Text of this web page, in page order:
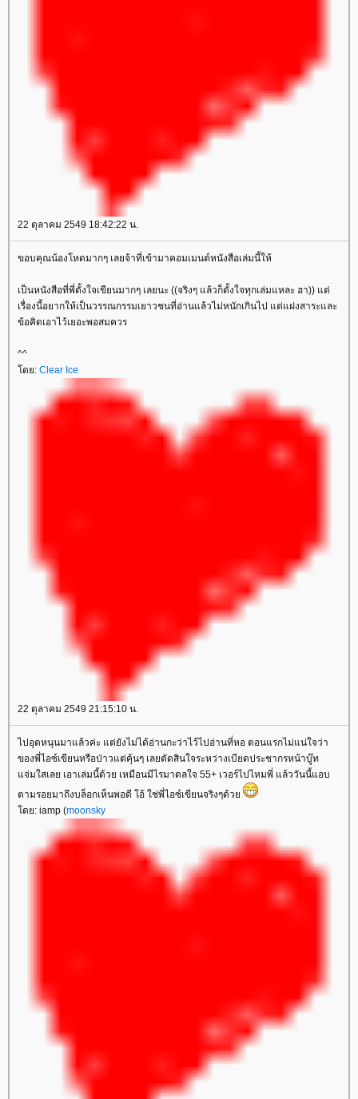
22 ตุลาคม 2549 18:42:22 น.
ขอบคุณน้องโหดมากๆ เลยจ้าที่เข้ามาคอมเมนต์หนังสือเล่มนี้ให้
เป็นหนังสือที่พี่ตั้งใจเขียนมากๆ เลยนะ ((จริงๆ แล้วก็ตั้งใจทุกเล่มแหละ ฮา)) แต่
เรื่องนี้อยากให้เป็นวรรณกรรมเยาวชนที่อ่านแล้วไม่หนักเกินไป แต่แฝงสาระและ
ข้อคิดเอาไว้เยอะพอสมควร
^^
ดย: Clear Ice
22 ตุลาคม 2549 21:15:10 น.
ไปอุดหนุนมาแล้วค่ะ แต่ยังไม่ได้อ่านกะว่าไว้ไปอ่านที่หอ ตอนแรกไม่แน่ใจว่า
ของพี่ไอซ์เขียนหรือป่าวแต่คุ้นๆ เลยตัดสินใจระหว่างเบียดประชากรหน้าบู๊ท
จ่มใสเลย เอาเล่มนี้ด้วย เหมือนมีไรมาดลใจ 55+ เวอร์ไปไหมพี่ แล้ววันนี้แอบ
ตามรอยมาถึงบล็อกเห็นพอดี โอ้ ใช่พี่ไอซ์เขียนจริงๆด้ว
ดย: iamp (moonsky